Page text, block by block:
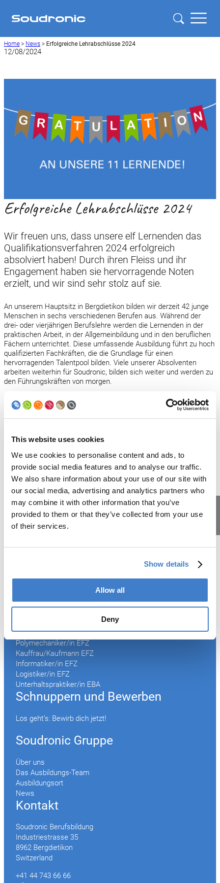
This website uses cookies
We use cookies to personalise content and ads, to
provide social media features and to analyse our traffic.
We also share information about your use of our site with
our social media, advertising and analytics partners who
may combine it with other information that you’ve
provided to them or that they’ve collected from your use
of their services.
Show details
Allow all
Deny
Home > News > Erfolgreiche Lehrabschlüsse 2024
12/08/2024
Erfolgreiche Lehrabschlüsse 2024
Wir freuen uns, dass unsere elf Lernenden das
Qualifikationsverfahren 2024 erfolgreich
absolviert haben! Durch ihren Fleiss und ihr
Engagement haben sie hervorragende Noten
erzielt, und wir sind sehr stolz auf sie.
An unserem Hauptsitz in Bergdietikon bilden wir derzeit 42 junge
Menschen in sechs verschiedenen Berufen aus. Während der
drei- oder vierjährigen Berufslehre werden die Lernenden in der
praktischen Arbeit, in der Allgemeinbildung und in den beruflichen
Fächern unterrichtet. Diese umfassende Ausbildung führt zu hoch
qualifizierten Fachkräften, die die Grundlage für einen
hervorragenden Talentpool bilden. Viele unserer Absolventen
arbeiten weiterhin für Soudronic, bilden sich weiter und werden zu
den Führungskräften von morgen.
Unsere sechs Lehrberufe mit EFZ
sechs Ausbildungen an, die zu einem eidgenössischen
Automatiker/in EFZ
Elektroniker/in EFZ
Polymechaniker/in EFZ
Kauffrau/Kaufmann EFZ
Informatiker/in EFZ
Logistiker/in EFZ
Welche Lehre passt zu dir?
Unsere Lehrberufe
Elektroniker/in EFZ
Polymechaniker/in EFZ
Kauffrau/Kaufmann EFZ
Informatiker/in EFZ
Logistiker/in EFZ
Unterhaltspraktiker/in EBA
Schnuppern und Bewerben
Los geht’s: Bewirb dich jetzt!
Soudronic Gruppe
Über uns
Das Ausbildungs-Team
Ausbildungsort
News
Kontakt
Soudronic Berufsbildung
Industriestrasse 35
8962 Bergdietikon
Switzerland
+41 44 743 66 66